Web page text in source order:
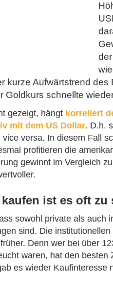
kurze Aufwärtstrend des
Goldkurs schnellte
gezeigt, hängt korreliert
mit dem US Dollar. D.h.
versa. In diesem Fall
profitieren die
gewinnt im Vergleich
ist es oft zu
sowohl private als auch
sind. Die
Denn wer bei über
waren, hat den besten
es wieder Kaufinteresse